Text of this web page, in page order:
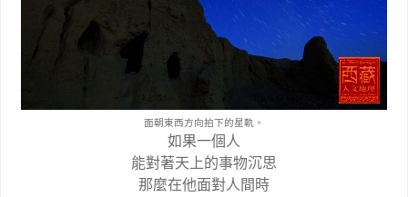
面朝東西方向拍下的星軌。
如果一個人
能對著天上的事物沉思
那麼在他面對人間時